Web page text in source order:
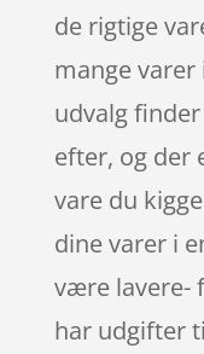
de rigtige
mange
udvalg
efter, og der
vare du
dine varer i
være lavere-
har udgifter